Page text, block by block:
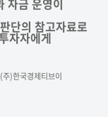
자금 운영이
단의 참고자료로
자자에게
)한국경제티브이